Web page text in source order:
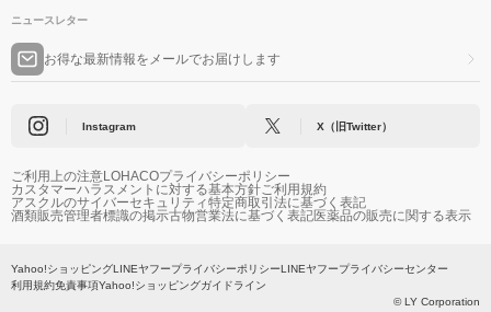
ニュースレター
お得な最新情報をメールでお届けします
Instagram X（旧Twitter）
ご利用上の注意LOHACOプライバシーポリシー
カスタマーハラスメントに対する基本方針ご利用規約
アスクルのサイバーセキュリティ特定商取引法に基づく表記
酒類販売管理者標識の掲示古物営業法に基づく表記医薬品の販売に関する表示
Yahoo!ショッピングLINEヤフープライバシーポリシーLINEヤフープライバシーセンター
利用規約免責事項Yahoo!ショッピングガイドライン
© LY Corporation